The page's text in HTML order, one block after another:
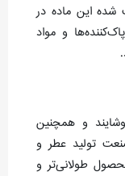
این ماده در
و مواد
و همچنین
تولید عطر و
طولانی‌تر و